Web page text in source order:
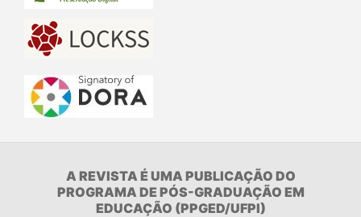
A REVISTA É UMA PUBLICAÇÃO DO
PROGRAMA DE PÓS-GRADUAÇÃO EM
EDUCAÇÃO (PPGED/UFPI)